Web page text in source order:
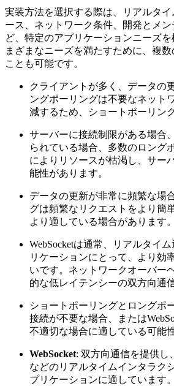
実装方法を選択する際は、リアルタ
ース、ネットワーク条件、開発とメ
ど、特定のアプリケーションニーズ
まざまなニーズを満たすために、複
ことも可能です。
クライアントが多く、データの
ングポーリングは不要なネット
減するため、ショートポーリン
サーバーに接続制限がある場合
られている場合、多数のロング
によりリソースが枯渇し、サー
能性があります。
データの更新が非常に頻繁な場
グは頻繁なリクエストをより簡
より適している場合があります。
WebSocketは通常、リアルタイ
リケーションにとって、より効
いです。ネットワークオーバー
的な低レイテンシーの双方向通
ショートポーリングとロングポ
接続が不要な場合、または
不適切な場合に適している可能
WebSocket: 双方向通信を提供し
などのリアルタイムインタラク
プリケーションに適しています